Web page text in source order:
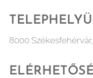
8000